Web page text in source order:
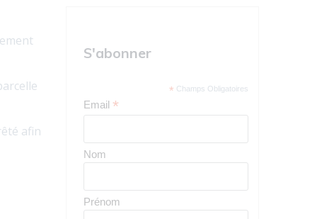
afin
S'abonner
* Champs Obligatoires
Email *
Nom
Prénom